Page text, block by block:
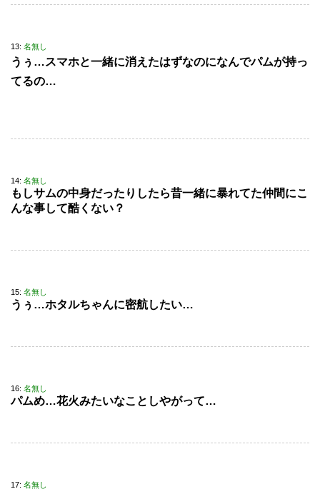
13: 名無し
うぅ…スマホと一緒に消えたはずなのになんでパムが持っ
てるの…
14: 名無し
もしサムの中身だったりしたら昔一緒に暴れてた仲間にこ
んな事して酷くない？
15: 名無し
うぅ…ホタルちゃんに密航したい…
16: 名無し
パムめ…花火みたいなことしやがって…
17: 名無し